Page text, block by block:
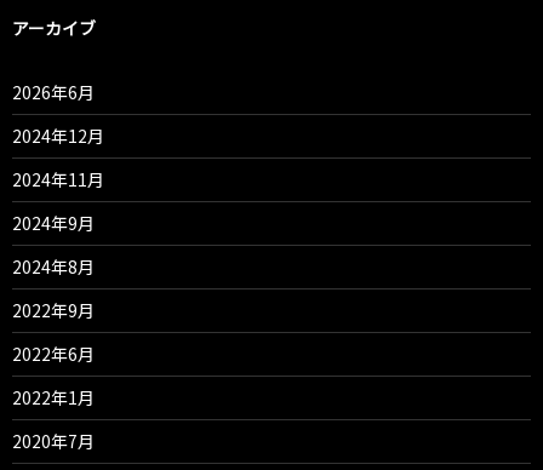
アーカイブ
2026年6月
2024年12月
2024年11月
2024年9月
2024年8月
2022年9月
2022年6月
2022年1月
2020年7月